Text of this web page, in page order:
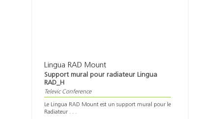
Lingua RAD Mount
Support mural pour radiateur Lingua
RAD_H
Televic Conference
Le Lingua RAD Mount est un support mural pour le
Radiateur . . .